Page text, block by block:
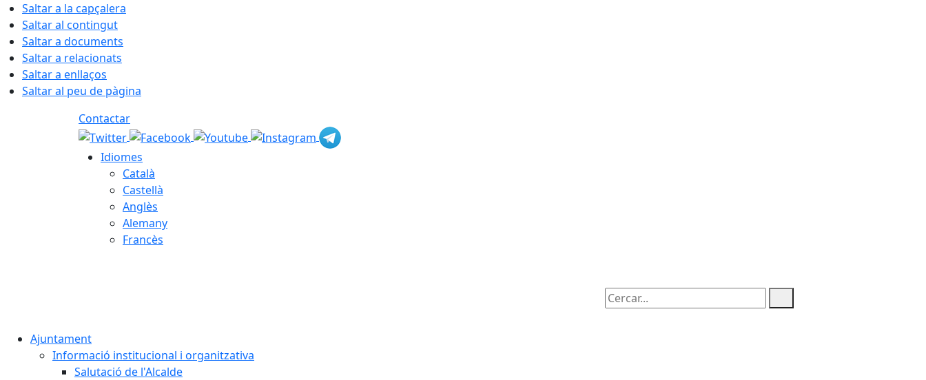
Saltar a la capçalera
Saltar al contingut
Saltar a documents
Saltar a relacionats
Saltar a enllaços
Saltar al peu de pàgina
Contactar
Idiomes
Català
Castellà
Anglès
Alemany
Francès
Cercar:
Ajuntament
Informació institucional i organitzativa
Salutació de l'Alcalde